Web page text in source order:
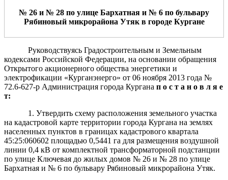
№ 26 и № 28 по улице Бархатная и № 6 по бульвару
Рябиновый микрорайона Утяк в городе Кургане
Руководствуясь Градостроительным и Земельным
кодексами Российской Федерации, на основании обращения
Открытого акционерного общества энергетики и
электрофикации «Курганэнерго» от 06 ноября 2013 года №
72.6-627-р Администрация города Кургана п о с т а н о в л я е
т:
1. Утвердить схему расположения земельного участка
на кадастровой карте территории города Кургана на землях
населенных пунктов в границах кадастрового квартала
45:25:060602 площадью 0,5441 га для размещения воздушной
линии 0,4 кВ от комплектной трансформаторной подстанции
по улице Ключевая до жилых домов № 26 и № 28 по улице
Бархатная и № 6 по бульвару Рябиновый микрорайона Утяк.